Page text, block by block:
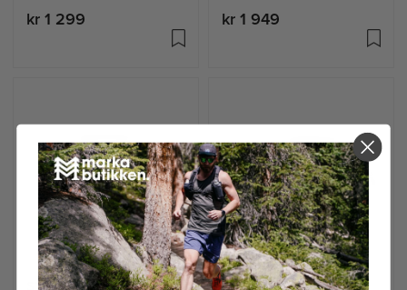
kr 1 299 kr 1 949
STORMKJØKKEN 25-
STORMKJØKKEN 25-